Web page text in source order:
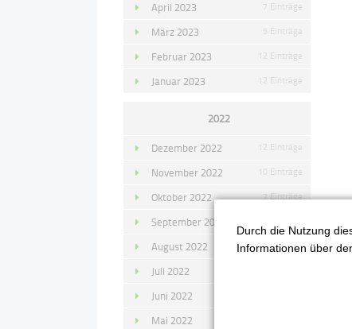
April 2023 7 Einträge
März 2023 5 Einträge
Februar 2023 12 Einträge
Januar 2023 12 Einträge
2022
Dezember 2022 12 Einträge
November 2022 10 Einträge
Oktober 2022 7 Einträge
September 2022
August 2022 4 Einträge
Juli 2022
Juni 2022
Mai 2022
Durch die Nutzung
Informationen über